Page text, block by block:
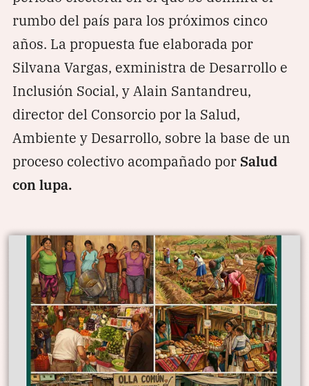
rumbo del país para los próximos cinco
años. La propuesta fue elaborada por
Silvana Vargas, exministra de Desarrollo e
Inclusión Social, y Alain Santandreu,
director del Consorcio por la Salud,
Ambiente y Desarrollo, sobre la base de un
proceso colectivo acompañado por Salud
con lupa.